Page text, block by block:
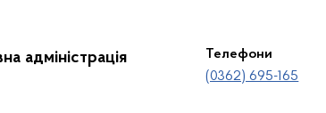
адміністрація
Телефони
(0362) 695-165